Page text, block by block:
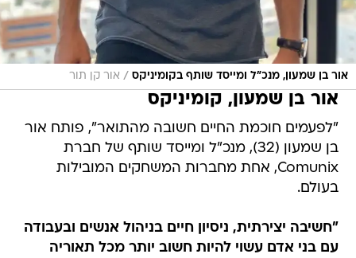
אור בן שמעון, מנכ"ל ומייסד שותף בקומיניקס / אור קן תור
אור בן שמעון, קומיניקס
"לפעמים חוכמת החיים חשובה מהתואר", פותח אור
בן שמעון (32), מנכ"ל ומייסד שותף של חברת
Comunix, אחת מחברות המשחקים המובילות
בעולם.
"חשיבה יצירתית, ניסיון חיים בניהול אנשים ובעבודה
עם בני אדם עשוי להיות חשוב יותר מכל תאוריה